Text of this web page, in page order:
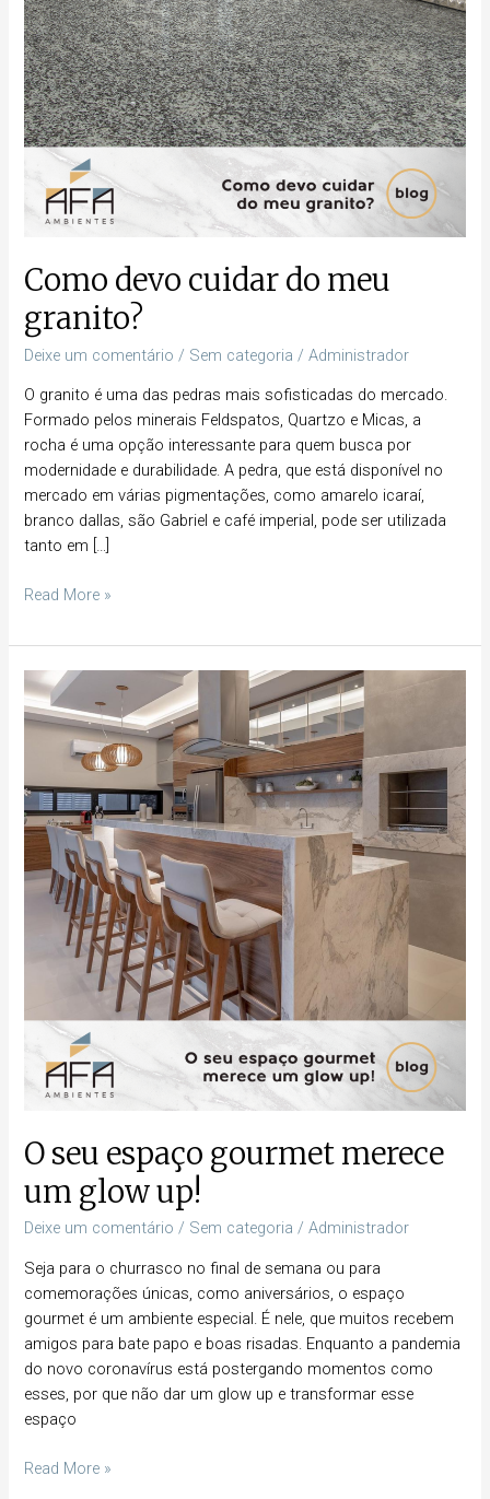
Como devo cuidar do meu
granito?
Deixe um comentário / Sem categoria /Administrador
O granito é uma das pedras mais sofisticadas do mercado.
Formado pelos minerais Feldspatos, Quartzo e Micas, a
rocha é uma opção interessante para quem busca por
modernidade e durabilidade. A pedra, que está disponível no
mercado em várias pigmentações, como amarelo icaraí,
branco dallas, são Gabriel e café imperial, pode ser utilizada
tanto em […]
Read More »
O seu espaço gourmet merece
um glow up!
Deixe um comentário / Sem categoria /Administrador
Seja para o churrasco no final de semana ou para
comemorações únicas, como aniversários, o espaço
gourmet é um ambiente especial. É nele, que muitos recebem
amigos para bate papo e boas risadas. Enquanto a pandemia
do novo coronavírus está postergando momentos como
esses, por que não dar um glow up e transformar esse
espaço
O
seu
espaço
gourmet
merece
um
glow
Read More »